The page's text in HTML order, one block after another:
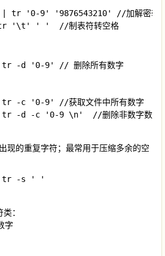
tr '0-9' '9876543210' //加解密转
'\t' ' '  //制表符转空格
-d '0-9' // 删除所有数字
-c '0-9' //获取文件中所有数字
-d -c '0-9 \n'  //删除非数字数据
现的重复字符；最常用于压缩多余的空
-s ' '
：
字